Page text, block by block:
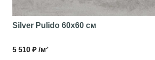
Silver Pulido 60x60 см
5 510 ₽ /м²